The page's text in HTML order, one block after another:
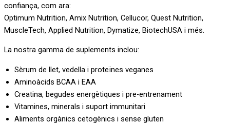
confiança, com ara:
Optimum Nutrition, Amix Nutrition, Cellucor, Quest Nutrition,
MuscleTech, Applied Nutrition, Dymatize, BiotechUSA i més.
La nostra gamma de suplements inclou:
Sèrum de llet, vedella i proteïnes veganes
Aminoàcids BCAA i EAA
Creatina, begudes energètiques i pre-entrenament
Vitamines, minerals i suport immunitari
Aliments orgànics cetogènics i sense gluten